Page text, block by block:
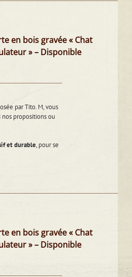
en bois gravée « Chat
» – Disponible
par Tito. M, vous
propositions ou
et durable, pour se
en bois gravée « Chat
» – Disponible